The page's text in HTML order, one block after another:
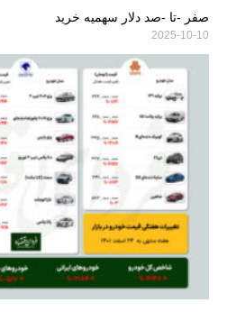
صفر -تا -صد دلار سهمیه خرید
2025-10-10